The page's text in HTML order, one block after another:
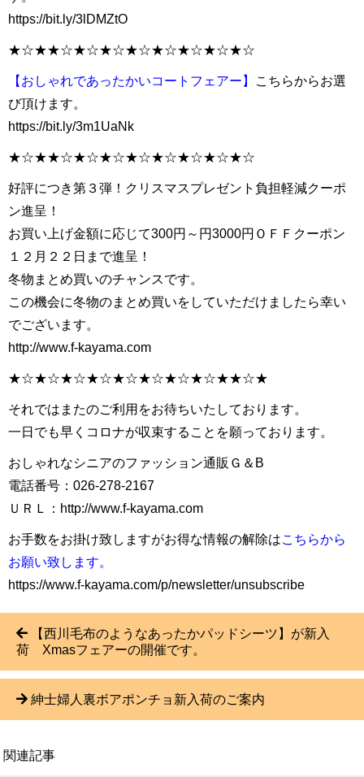
https://bit.ly/3lDMZtO
★☆★★☆★☆★☆★☆★☆★☆★☆★☆
【おしゃれであったかいコートフェアー】
こちらからお選
び頂けます。
https://bit.ly/3m1UaNk
★☆★★☆★☆★☆★☆★☆★☆★☆★☆
好評につき第３弾！クリスマスプレゼント負担軽減クーポ
ン進呈！
お買い上げ金額に応じて300円～円3000円ＯＦＦクーポン
１２月２２日まで進呈！
冬物まとめ買いのチャンスです。
この機会に冬物のまとめ買いをしていただけましたら幸い
でございます。
http://www.f-kayama.com
★☆★☆★☆★☆★☆★☆★☆★☆★★☆★
それではまたのご利用をお待ちいたしております。
一日でも早くコロナが収束することを願っております。
おしゃれなシニアのファッション通販Ｇ＆B
電話番号：026-278-2167
ＵＲＬ：http://www.f-kayama.com
お手数をお掛け致しますがお得な情報の解除はこちらから
お願い致します。
https://www.f-kayama.com/p/newsletter/unsubscribe
【西川毛布のようなあったかパッドシーツ】が新入
荷 Xmasフェアーの開催です。
紳士婦人裏ボアポンチョ新入荷のご案内
関連記事